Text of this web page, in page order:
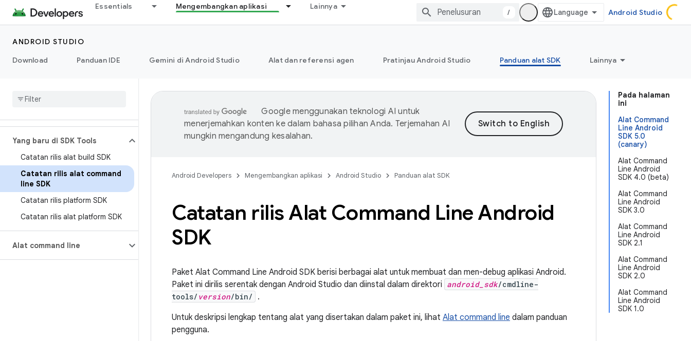
Essentials Mengembangkan aplikasi Lainnya
/ Android Studio
ANDROID STUDIO
Download
Panduan IDE Gemini di Android Studio Alat dan referensi agen Pratinjau Android Studio Panduan alat SDK Lainnya
Yang baru di SDK Tools
Catatan rilis alat build SDK
Catatan rilis alat command
line SDK
Catatan rilis platform SDK
Catatan rilis alat platform SDK
Alat command line
Pada halaman
ini
Alat Command
Line Android
SDK 5.0
(canary)
Alat Command
Line Android
SDK 4.0 (beta)
Alat Command
Line Android
SDK 3.0
Alat Command
Line Android
SDK 2.1
Alat Command
Line Android
SDK 2.0
Alat Command
Line Android
SDK 1.0
Google menggunakan teknologi AI untuk
menerjemahkan konten ke dalam bahasa pilihan Anda. Terjemahan AI
mungkin mengandung kesalahan.
Android Developers Mengembangkan aplikasi Android Studio Panduan alat SDK
Catatan rilis Alat Command Line Android
SDK
Paket Alat Command Line Android SDK berisi berbagai alat untuk membuat dan men-debug aplikasi Android.
Paket ini dirilis serentak dengan Android Studio dan diinstal dalam direktori android_sdk/cmdline-
tools/ version/bin/
.
Untuk deskripsi lengkap tentang alat yang disertakan dalam paket ini, lihat Alat command line dalam panduan
pengguna.